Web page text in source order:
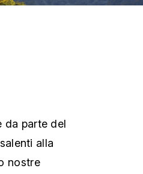
da parte del
alla
nostre